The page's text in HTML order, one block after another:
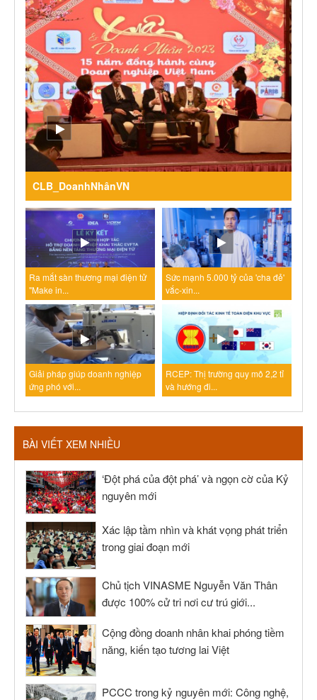
CLB_DoanhNhânVN
Ra mắt sàn thương mại điện tử
"Make in...
Sức mạnh 5.000 tỷ của 'cha đẻ'
vắc-xin...
Giải pháp giúp doanh nghiệp
ứng phó với...
RCEP: Thị trường quy mô 2,2 tỉ
và hướng đi...
BÀI VIẾT XEM NHIỀU
‘Đột phá của đột phá’ và ngọn cờ của Kỷ
nguyên mới
Xác lập tầm nhìn và khát vọng phát triển
trong giai đoạn mới
Chủ tịch VINASME Nguyễn Văn Thân
được 100% cử tri nơi cư trú giới...
Cộng đồng doanh nhân khai phóng tiềm
năng, kiến tạo tương lai Việt
PCCC trong kỷ nguyên mới: Công nghệ,